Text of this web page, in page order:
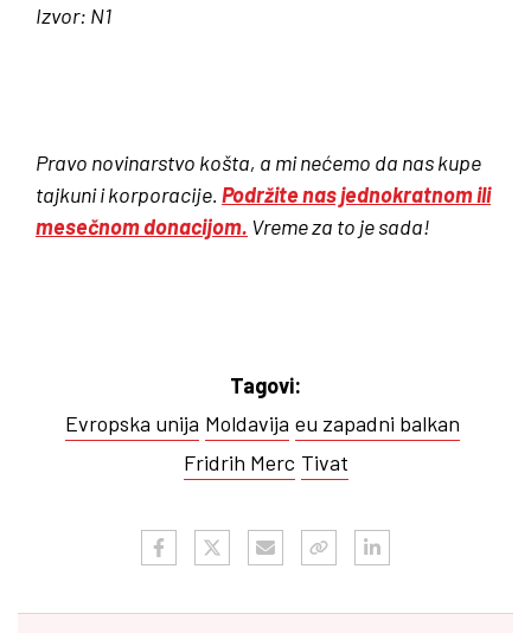
Izvor: N1
Pravo novinarstvo košta, a mi nećemo da nas kupe
tajkuni i korporacije. Podržite nas jednokratnom ili
mesečnom donacijom. Vreme za to je sada!
Tagovi:
Evropska unija Moldavija eu zapadni balkan
Fridrih Merc Tivat